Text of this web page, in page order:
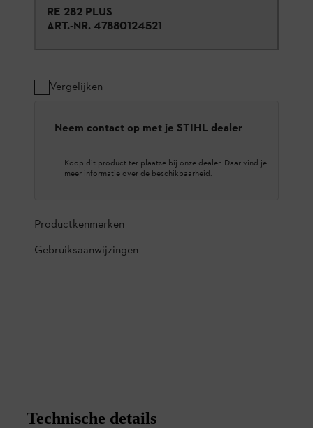
RE 282 PLUS
ART.-NR. 47880124521
Vergelijken
Neem contact op met je STIHL dealer
Koop dit product ter plaatse bij onze dealer. Daar vind je
meer informatie over de beschikbaarheid.
Productkenmerken
Gebruiksaanwijzingen
Technische details